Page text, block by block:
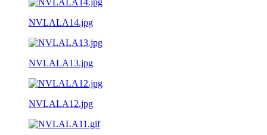
NVLALA14.jpg
NVLALA13.jpg
NVLALA12.jpg